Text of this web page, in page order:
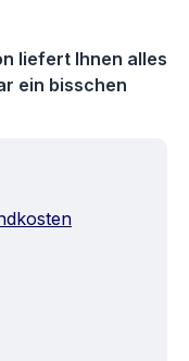
liefert Ihnen alles
ein bisschen